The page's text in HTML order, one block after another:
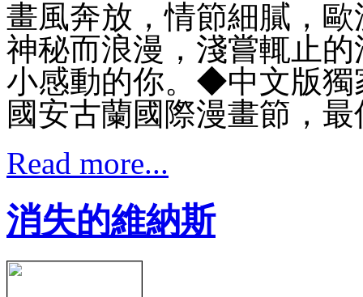
畫風奔放，情節細膩，
神秘而浪漫，淺嘗輒止
小感動的你。 ◆中文版獨
國安古蘭國際漫畫節，
Read more...
消失的維納斯